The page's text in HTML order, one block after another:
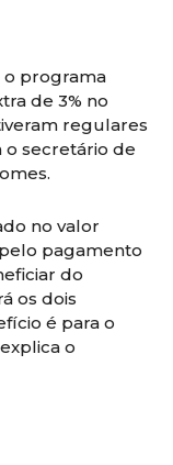
o programa
de 3% no
regulares
o secretário de
no valor
pagamento
do
os dois
é para o
o